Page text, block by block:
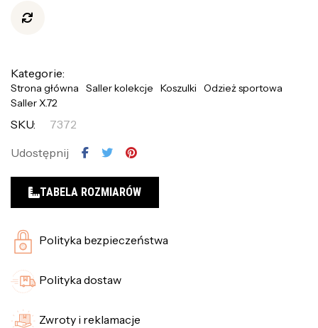
Kategorie:
Strona główna Saller kolekcje Koszulki
Odzież sportowa
Saller X.72
SKU:
7372
Udostępnij
TABELA ROZMIARÓW
Polityka bezpieczeństwa
Polityka dostaw
Zwroty i reklamacje